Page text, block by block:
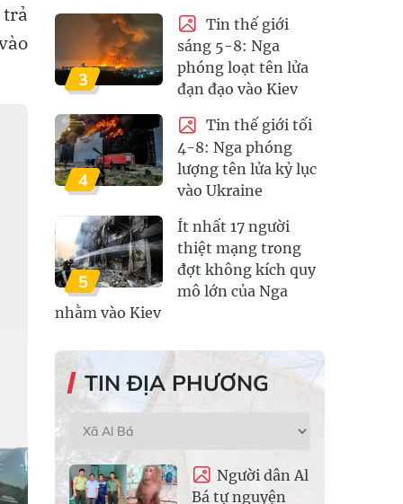
3
Tin thế giới
sáng 5-8: Nga
phóng loạt tên lửa
đạn đạo vào Kiev
4
Tin thế giới tối
4-8: Nga phóng
lượng tên lửa kỷ lục
vào Ukraine
5
Ít nhất 17 người
thiệt mạng trong
đợt không kích quy
mô lớn của Nga
nhằm vào Kiev
TIN ĐỊA PHƯƠNG
Người dân Al
Bá tự nguyện